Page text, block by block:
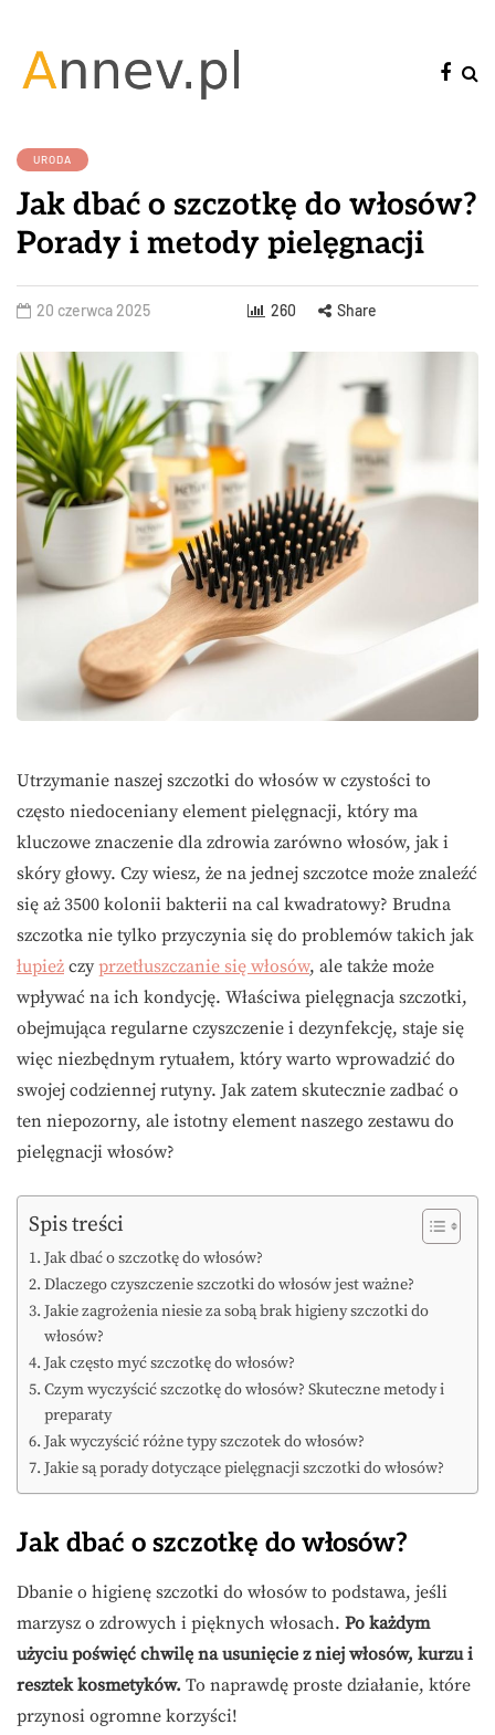
URODA
Jak dbać o szczotkę do włosów?
Porady i metody pielęgnacji
20 czerwca 2025 260 Share
Utrzymanie naszej szczotki do włosów w czystości to
często niedoceniany element pielęgnacji, który ma
kluczowe znaczenie dla zdrowia zarówno włosów, jak i
skóry głowy. Czy wiesz, że na jednej szczotce może znaleźć
się aż 3500 kolonii bakterii na cal kwadratowy? Brudna
szczotka nie tylko przyczynia się do problemów takich jak
łupież czy przetłuszczanie się włosów, ale także może
wpływać na ich kondycję. Właściwa pielęgnacja szczotki,
obejmująca regularne czyszczenie i dezynfekcję, staje się
więc niezbędnym rytuałem, który warto wprowadzić do
swojej codziennej rutyny. Jak zatem skutecznie zadbać o
ten niepozorny, ale istotny element naszego zestawu do
pielęgnacji włosów?
Spis treści
Jak dbać o szczotkę do włosów?
Dlaczego czyszczenie szczotki do włosów jest ważne?
Jakie zagrożenia niesie za sobą brak higieny szczotki do
włosów?
Jak często myć szczotkę do włosów?
Czym wyczyścić szczotkę do włosów? Skuteczne metody i
preparaty
Jak wyczyścić różne typy szczotek do włosów?
Jakie są porady dotyczące pielęgnacji szczotki do włosów?
Jak dbać o szczotkę do włosów?
Dbanie o higienę szczotki do włosów to podstawa, jeśli
marzysz o zdrowych i pięknych włosach. Po każdym
użyciu poświęć chwilę na usunięcie z niej włosów, kurzu i
resztek kosmetyków. To naprawdę proste działanie, które
przynosi ogromne korzyści!